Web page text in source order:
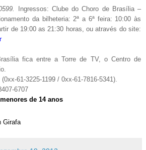
Ingressos: Clube do Choro de Brasília –
da bilheteria: 2ª a 6ª feira: 10:00 às
de 19:00 as 21:30 horas, ou através do site:
fica entre a Torre de TV, o Centro de
61-3225-1199 / 0xx-61-7816-5341).
6707
de 14 anos
Girafa